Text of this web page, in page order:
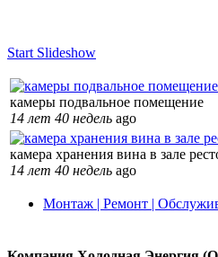
Start Slideshow
камеры подвальное помещение
14 лет 40 недель ago
камера хранения вина в зале
14 лет 40 недель ago
Монтаж | Ремонт |